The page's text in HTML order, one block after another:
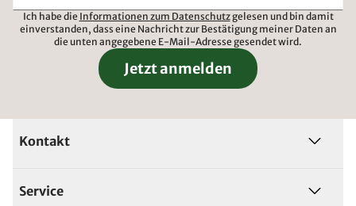
Ich habe die Informationen zum Datenschutzgelesen und bin damit
einverstanden, dass eine Nachricht zur Bestätigung meiner Daten an
die unten angegebene E-Mail-Adresse gesendet wird.
Jetzt anmelden
Kontakt
Service